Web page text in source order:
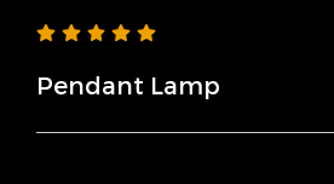
Pendant Lamp